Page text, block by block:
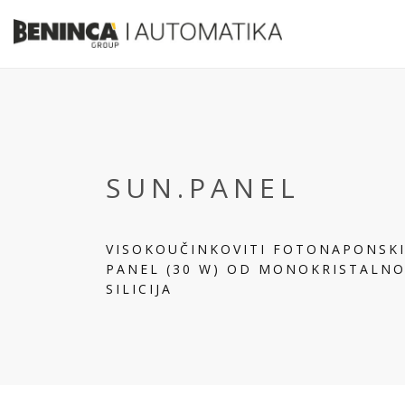
SUN.PANEL
VISOKOUČINKOVITI FOTONAPONSKI
PANEL (30 W) OD
SILICIJA